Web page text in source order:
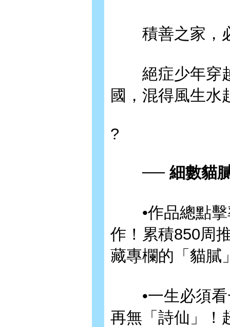
積善之家，必
絕症少年穿越
國，混得風生水
?
── 細數貓膩
•作品總點擊
作！累積850周
藏專欄的「貓膩
•一生必須看
再無「詩仙」！